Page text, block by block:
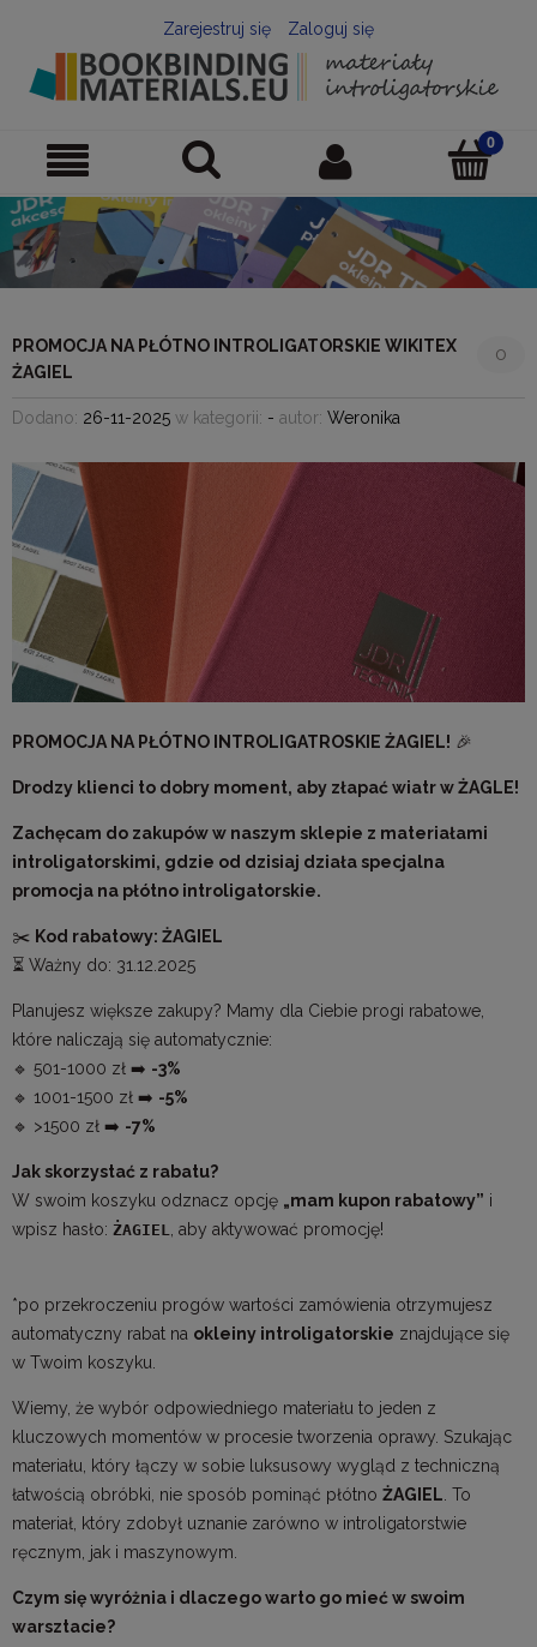
Zarejestruj się Zaloguj się
PROMOCJA NA PŁÓTNO INTROLIGATORSKIE WIKITEX
ŻAGIEL
0
Dodano: 26-11-2025 w kategorii: - autor: Weronika
PROMOCJA NA PŁÓTNO INTROLIGATROSKIE ŻAGIEL! 🎉
Drodzy klienci to dobry moment, aby złapać wiatr w ŻAGLE!
Zachęcam do zakupów w naszym sklepie z materiałami
introligatorskimi, gdzie od dzisiaj działa specjalna
promocja na płótno introligatorskie.
✂️ Kod rabatowy: ŻAGIEL
⏳ Ważny do: 31.12.2025
Planujesz większe zakupy? Mamy dla Ciebie progi rabatowe,
które naliczają się automatycznie:
🔹 501-1000 zł ➡️ -3%
🔹 1001-1500 zł ➡️ -5%
🔹 >1500 zł ➡️ -7%
Jak skorzystać z rabatu?
W swoim koszyku odznacz opcję „mam kupon rabatowy” i
wpisz hasło: ŻAGIEL , aby aktywować promocję!
*po przekroczeniu progów wartości zamówienia otrzymujesz
automatyczny rabat na okleiny introligatorskie znajdujące się
w Twoim koszyku.
Wiemy, że wybór odpowiedniego materiału to jeden z
kluczowych momentów w procesie tworzenia oprawy. Szukając
materiału, który łączy w sobie luksusowy wygląd z techniczną
łatwością obróbki, nie sposób pominąć płótno ŻAGIEL . To
materiał, który zdobył uznanie zarówno w introligatorstwie
ręcznym, jak i maszynowym.
Czym się wyróżnia i dlaczego warto go mieć w swoim
warsztacie?